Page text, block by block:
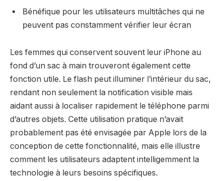
Bénéfique pour les utilisateurs multitâches qui ne
peuvent pas constamment vérifier leur écran
Les femmes qui conservent souvent leur iPhone au
fond d’un sac à main trouveront également cette
fonction utile. Le flash peut illuminer l’intérieur du sac,
rendant non seulement la notification visible mais
aidant aussi à localiser rapidement le téléphone parmi
d’autres objets. Cette utilisation pratique n’avait
probablement pas été envisagée par Apple lors de la
conception de cette fonctionnalité, mais elle illustre
comment les utilisateurs adaptent intelligemment la
technologie à leurs besoins spécifiques.